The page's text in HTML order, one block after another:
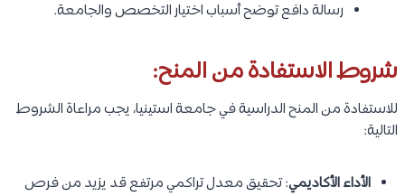
رسالة دافع توضح أسباب اختيار التخصص والجامعة.
شروط الاستفادة من المنح:
للاستفادة من المنح الدراسية في جامعة استينيا، يجب مراعاة الشروط
التالية:
الأداء الأكاديمي: تحقيق معدل تراكمي مرتفع قد يزيد من فرص